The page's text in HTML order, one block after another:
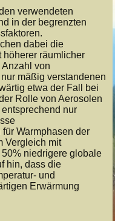
verwendeten
in der begrenzten
dabei die
höherer räumlicher
von
mäßig verstandenen
etwa der Fall bei
Rolle von Aerosolen
nur
Warmphasen der
Vergleich mit
niedrigere globale
hin, dass die
und
Erwärmung